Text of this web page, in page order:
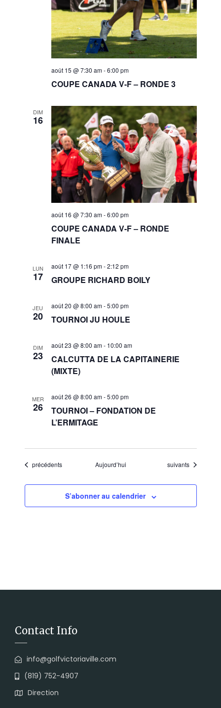
COUPE CANADA V-F – RONDE 3
août 15 @ 7:30 am-6:00 pm
DIM
16
COUPE CANADA V-F – RONDE
FINALE
août 16 @ 7:30 am-6:00 pm
LUN
17 GROUPE RICHARD BOILY
août 17 @ 1:16 pm-2:12 pm
JEU
20 TOURNOI JU HOULE
août 20 @ 8:00 am-5:00 pm
DIM
23
CALCUTTA DE LA CAPITAINERIE
(MIXTE)
août 23 @ 8:00 am- 10:00 am
MER
26
TOURNOI – FONDATION DE
L’ERMITAGE
août 26 @ 8:00 am-5:00 pm
Évènements
précédents Aujourd’hui Évènements
suivants
S’abonner au calendrier
Contact Info
info@golfvictoriaville.com
(819) 752-4907
Direction